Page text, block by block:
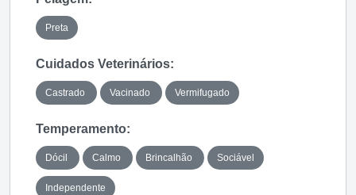
Preta
Cuidados Veterinários:
Castrado Vacinado Vermifugado
Temperamento:
Dócil Calmo Brincalhão Sociável
Independente